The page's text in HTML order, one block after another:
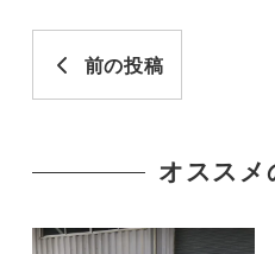
前の投稿
オススメ